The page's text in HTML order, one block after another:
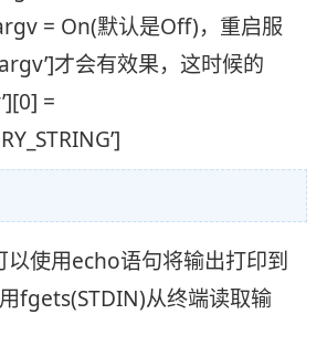
= On(默认是Off)，重启服
才会有效果，这时候的
=
以使用echo语句将输出打印到
fgets(STDIN)从终端读取输